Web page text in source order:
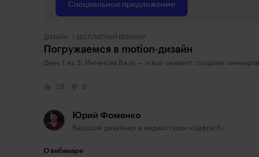
Специальное предложение
ДИЗАЙН БЕСПЛАТНЫЙ ВЕБИНАР
Погружаемся в motion-дизайн
День 1 из 3: Интенсив Вжух — и всё оживает: создаём
29 0
Юрий Фоменко
Ведущий дизайнер в медиастудии «Цифра Ё»
О вебинаре